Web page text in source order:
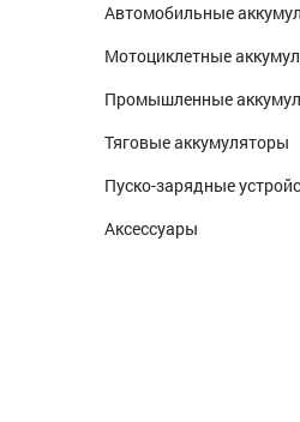
Автомобильные
Мотоциклетные
Промышленные
Тяговые аккумуляторы
Пуско-зарядные
Аксессуары